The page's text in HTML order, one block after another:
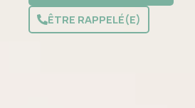
ÊTRE RAPPELÉ(E)